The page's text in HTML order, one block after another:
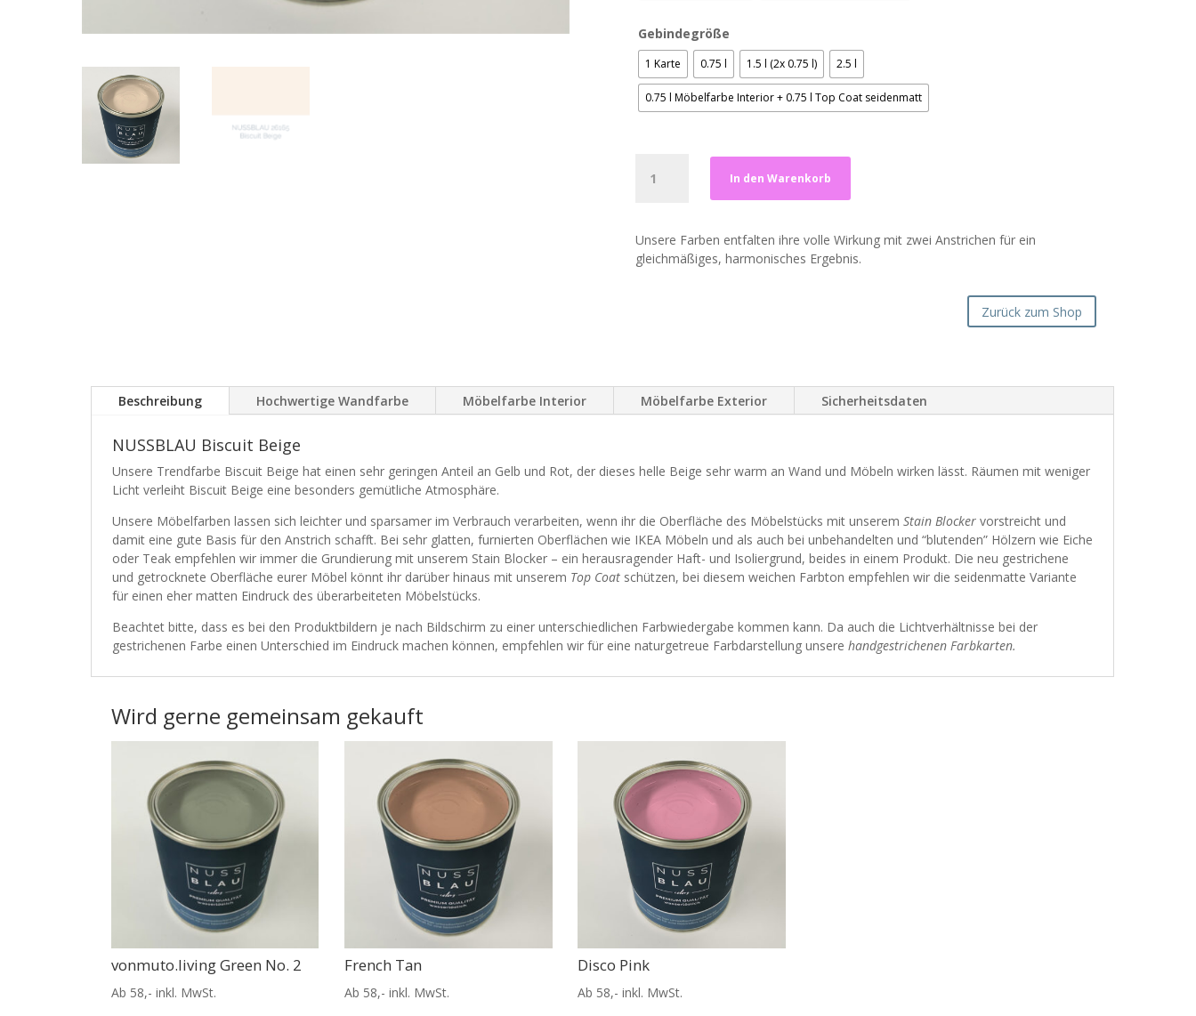
Gebindegröße
1 Karte 0.75 l 1.5 l (2x 0.75 l) 2.5 l
0.75 l Möbelfarbe Interior + 0.75 l Top Coat seidenmatt
Beige
In den Warenkorb
Unsere Farben entfalten ihre volle Wirkung mit zwei Anstrichen für ein
gleichmäßiges, harmonisches Ergebnis.
Zurück zum Shop
Beschreibung Hochwertige Wandfarbe Möbelfarbe Interior Möbelfarbe Exterior Sicherheitsdaten
NUSSBLAU Biscuit Beige
Unsere Trendfarbe Biscuit Beige hat einen sehr geringen Anteil an Gelb und Rot, der dieses helle Beige sehr warm an Wand und Möbeln wirken lässt. Räumen mit weniger
Licht verleiht Biscuit Beige eine besonders gemütliche Atmosphäre.
Unsere Möbelfarben lassen sich leichter und sparsamer im Verbrauch verarbeiten, wenn ihr die Oberfläche des Möbelstücks mit unserem Stain Blockervorstreicht und
damit eine gute Basis für den Anstrich schafft. Bei sehr glatten, furnierten Oberflächen wie IKEA Möbeln und als auch bei unbehandelten und “blutenden” Hölzern wie Eiche
oder Teak empfehlen wir immer die Grundierung mit unserem Stain Blocker – ein herausragender Haft- und Isoliergrund, beides in einem Produkt. Die neu gestrichene
und getrocknete Oberfläche eurer Möbel könnt ihr darüber hinaus mit unserem Top Coatschützen, bei diesem weichen Farbton empfehlen wir die seidenmatte Variante
für einen eher matten Eindruck des überarbeiteten Möbelstücks.
Beachtet bitte, dass es bei den Produktbildern je nach Bildschirm zu einer unterschiedlichen Farbwiedergabe kommen kann. Da auch die Lichtverhältnisse bei der
gestrichenen Farbe einen Unterschied im Eindruck machen können, empfehlen wir für eine naturgetreue Farbdarstellung unsere handgestrichenen Farbkarten.
Wird gerne gemeinsam gekauft
vonmuto.living Green No. 2
Ab 58,- inkl. MwSt.
French Tan
Ab 58,- inkl. MwSt.
Disco Pink
Ab 58,- inkl. MwSt.